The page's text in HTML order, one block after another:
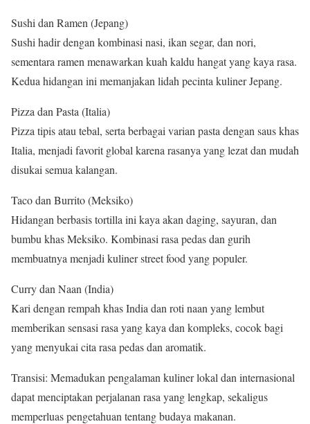
Sushi dan Ramen (Jepang)
Sushi hadir dengan kombinasi nasi, ikan segar, dan nori,
sementara ramen menawarkan kuah kaldu hangat yang kaya rasa.
Kedua hidangan ini memanjakan lidah pecinta kuliner Jepang.
Pizza dan Pasta (Italia)
Pizza tipis atau tebal, serta berbagai varian pasta dengan saus khas
Italia, menjadi favorit global karena rasanya yang lezat dan mudah
disukai semua kalangan.
Taco dan Burrito (Meksiko)
Hidangan berbasis tortilla ini kaya akan daging, sayuran, dan
bumbu khas Meksiko. Kombinasi rasa pedas dan gurih
membuatnya menjadi kuliner street food yang populer.
Curry dan Naan (India)
Kari dengan rempah khas India dan roti naan yang lembut
memberikan sensasi rasa yang kaya dan kompleks, cocok bagi
yang menyukai cita rasa pedas dan aromatik.
Transisi: Memadukan pengalaman kuliner lokal dan internasional
dapat menciptakan perjalanan rasa yang lengkap, sekaligus
memperluas pengetahuan tentang budaya makanan.